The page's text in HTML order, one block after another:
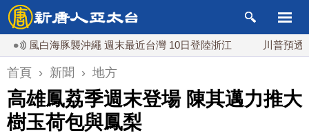
海豚襲沖繩 週末最近台灣 10日登陸浙江 川普預透露美伊談
首頁 › 新聞 › 地方
高雄鳳荔季週末登場 陳其邁力推大
樹玉荷包與鳳梨